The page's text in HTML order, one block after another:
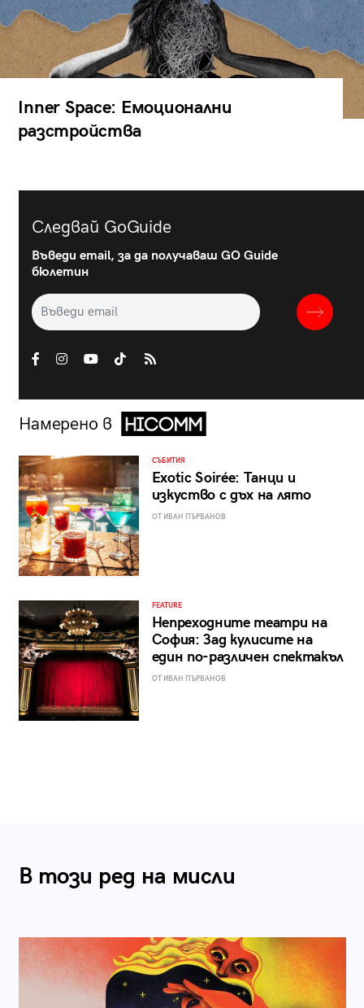
Inner Space: Емоционални
разстройства
Следвай GoGuide
Въведи email, за да получаваш GO Guide
бюлетин
Намерено в
СЪБИТИЯ
Exotic Soirée: Танци и
изкуство с дъх на лято
ОТ ИВАН ПЪРВАНОВ
FEATURE
Непреходните театри на
София: Зад кулисите на
един по-различен спектакъл
ОТ ИВАН ПЪРВАНОВ
В този ред на мисли